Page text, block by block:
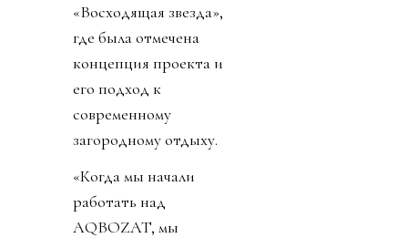
«Восходящая звезда»,
где была отмечена
концепция проекта и
его подход к
современному
загородному отдыху.
«Когда мы начали
работать над
AQBOZAT, мы